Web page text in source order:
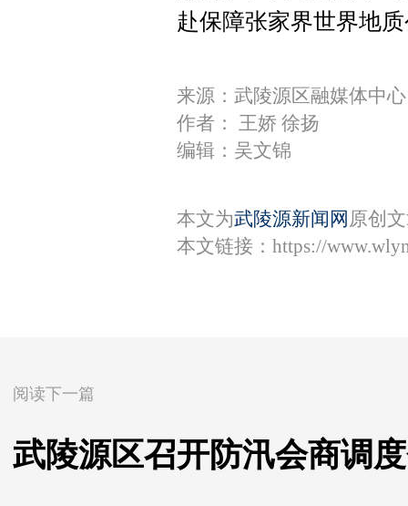
赴保障张家界世界地
来源：武陵源区融媒体中心
作者： 王娇 徐扬
编辑：吴文锦
本文为武陵源新闻网 原创
本文链接： https://
阅读下一篇
武陵源区召开防汛会商调